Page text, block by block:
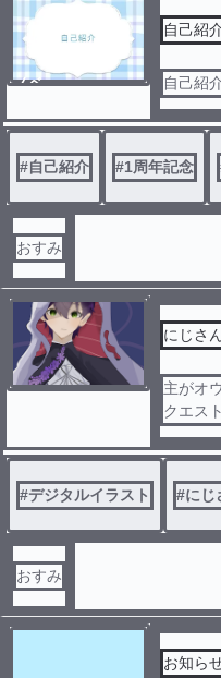
ノベ
自己紹
自己紹
#自己紹介 #1周年記念
おすみ
にじさ
主がオ
クエス
#デジタルイラスト #にじ
おすみ
お知ら